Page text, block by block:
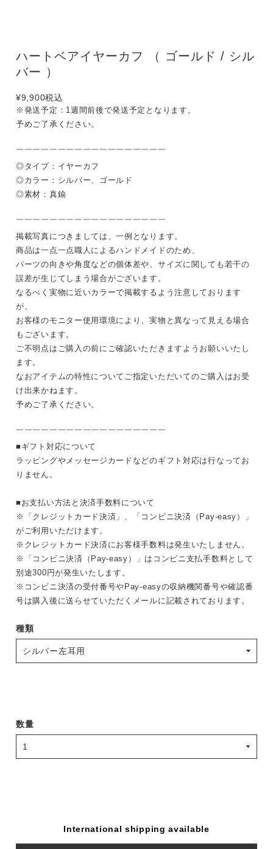
ハートベアイヤーカフ （ ゴールド / シル
バー ）
¥9,900税込
※発送予定：1週間前後で発送予定となります。
予めご了承ください。
￣￣￣￣￣￣￣￣￣￣￣￣￣￣￣￣￣￣
◎タイプ：イヤーカフ
◎カラー：シルバー、ゴールド
◎素材：真鍮
￣￣￣￣￣￣￣￣￣￣￣￣￣￣￣￣￣￣
掲載写真につきましては、一例となります。
商品は一点一点職人によるハンドメイドのため、
パーツの向きや角度などの個体差や、サイズに関しても若干の
誤差が生じてしまう場合がございます。
なるべく実物に近いカラーで掲載するよう注意しております
が、
お客様のモニター使用環境により、実物と異なって見える場合
もございます。
ご不明点はご購入の前にご確認いただきますようお願いいたし
ます。
なおアイテムの特性についてご指定いただいてのご購入はお受
け出来かねます。
予めご了承ください。
￣￣￣￣￣￣￣￣￣￣￣￣￣￣￣￣￣￣
■ギフト対応について
ラッピングやメッセージカードなどのギフト対応は行なってお
りません。
■お支払い方法と決済手数料について
※「クレジットカード決済」、「コンビニ決済（Pay-easy）」
がご利用いただけます。
※クレジットカード決済にお客様手数料は発生いたしません。
※「コンビニ決済（Pay-easy）」はコンビニ支払手数料として
別途300円が発生いたします。
※コンビニ決済の受付番号やPay-easyの収納機関番号や確認番
号は購入後に送らせていただくメールに記載されております。
種類
数量
International shipping available